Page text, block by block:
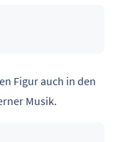
Figur auch in den
Musik.